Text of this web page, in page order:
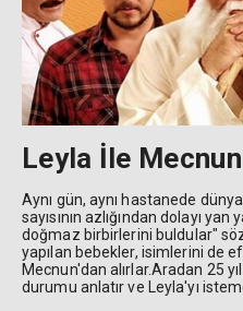
Leyla İle Mecnun
Aynı gün, aynı hastanede
sayısının azlığından dolayı
doğmaz birbirlerini buldular"
yapılan bebekler, isimlerini de
Mecnun'dan alırlar.Aradan 25
durumu anlatır ve Leyla'yı